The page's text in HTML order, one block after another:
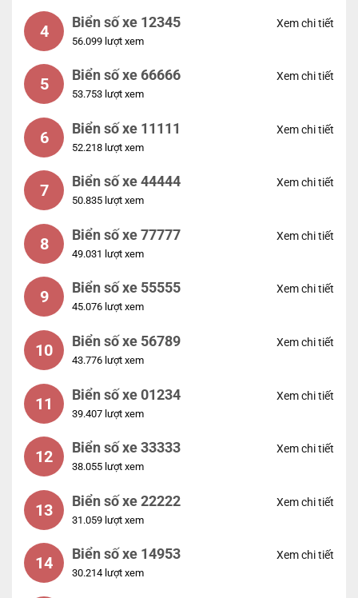
4 Biển số xe 12345
56.099 lượt xem
Xem chi tiết
5 Biển số xe 66666
53.753 lượt xem
Xem chi tiết
6 Biển số xe 11111
52.218 lượt xem
Xem chi tiết
7 Biển số xe 44444
50.835 lượt xem
Xem chi tiết
8 Biển số xe 77777
49.031 lượt xem
Xem chi tiết
9 Biển số xe 55555
45.076 lượt xem
Xem chi tiết
10 Biển số xe 56789
43.776 lượt xem
Xem chi tiết
11 Biển số xe 01234
39.407 lượt xem
Xem chi tiết
12 Biển số xe 33333
38.055 lượt xem
Xem chi tiết
13 Biển số xe 22222
31.059 lượt xem
Xem chi tiết
14 Biển số xe 14953
30.214 lượt xem
Xem chi tiết